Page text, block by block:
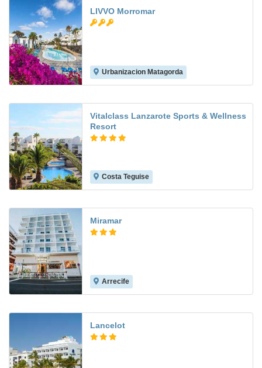
LIVVO Morromar
Urbanizacion Matagorda
Vitalclass Lanzarote Sports & Wellness
Resort
Costa Teguise
Miramar
Arrecife
Lancelot